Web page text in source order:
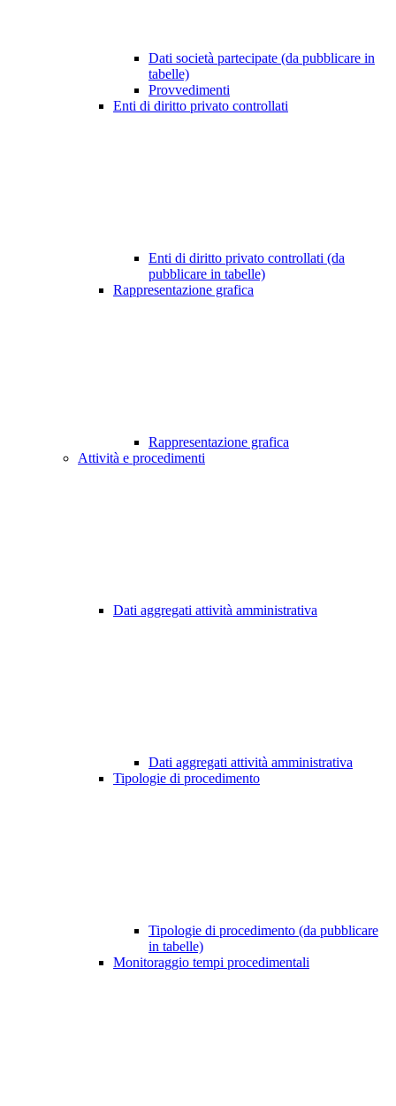
Dati società partecipate (da pubblicare in
tabelle)
Provvedimenti
Enti di diritto privato controllati
Enti di diritto privato controllati (da
pubblicare in tabelle)
Rappresentazione grafica
Rappresentazione grafica
Attività e procedimenti
Dati aggregati attività amministrativa
Dati aggregati attività amministrativa
Tipologie di procedimento
Tipologie di procedimento (da pubblicare
in tabelle)
Monitoraggio tempi procedimentali